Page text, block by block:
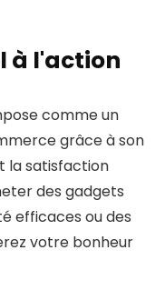
à l'action
comme un
grâce à son
la satisfaction
des gadgets
efficaces ou des
votre bonheur